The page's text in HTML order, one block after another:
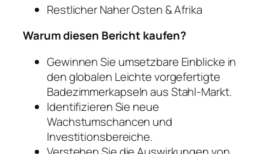
Restlicher Naher Osten & Afrika
Warum diesen Bericht kaufen?
Gewinnen Sie umsetzbare Einblicke in
den globalen Leichte vorgefertigte
Badezimmerkapseln aus Stahl-Markt.
Identifizieren Sie neue
Wachstumschancen und
Investitionsbereiche.